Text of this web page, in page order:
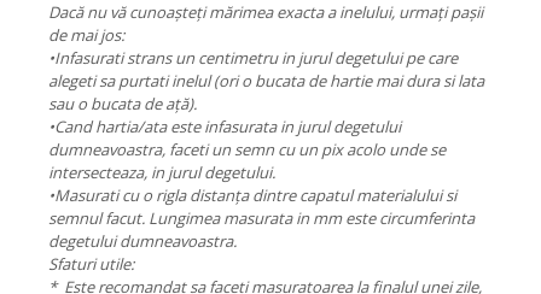
Dacă nu vă cunoașteți mărimea exacta a inelului, urmați pașii
de mai jos:
•Infasurati strans un centimetru in jurul degetului pe care
alegeti sa purtati inelul (ori o bucata de hartie mai dura si lata
sau o bucata de ață).
•Cand hartia/ata este infasurata in jurul degetului
dumneavoastra, faceti un semn cu un pix acolo unde se
intersecteaza, in jurul degetului.
•Masurati cu o rigla distanța dintre capatul materialului si
semnul facut. Lungimea masurata in mm este circumferinta
degetului dumneavoastra.
Sfaturi utile:
* Este recomandat sa faceti masuratoarea la finalul unei zile,